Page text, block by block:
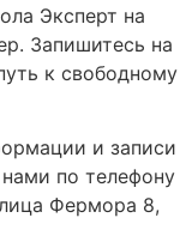
Эксперт на
Запишитесь на
к свободному
и записи
по телефону
Фермора 8,